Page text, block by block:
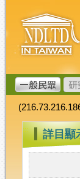
跳
到
主
要
內
容
臺
灣
博
碩
士
論
文
加
值
系
統
::: 詳目顯